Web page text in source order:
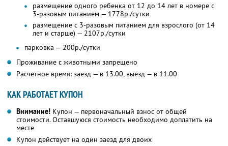
размещение одного ребенка от 12 до 14 лет в номере с
3-разовым питанием — 1778р./сутки
размещение с 3-разовым питанием для взрослого (от 14
лет и старше) — 2107р./сутки
парковка — 200р./сутки
Проживание с животными запрещено
Расчетное время: заезд — в 13.00, выезд — в 11.00
КАК РАБОТАЕТ КУПОН
Внимание! Купон — первоначальный взнос от общей
стоимости. Оставшуюся стоимость необходимо доплатить на
месте
Купон действует на один заезд для двоих